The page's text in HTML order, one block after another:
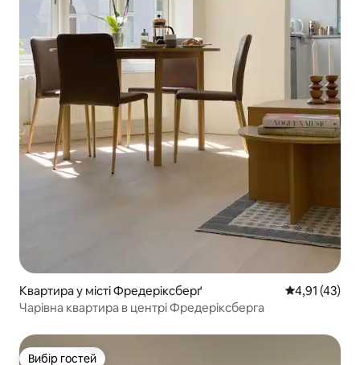
Квартира у місті Фредеріксберґ Середня
4,91 (43)
Чарівна квартира в центрі Фредеріксберга
Вибір гостей